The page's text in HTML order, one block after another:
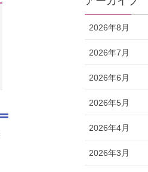
2026年8月
2026年7月
2026年6月
2026年5月
2026年4月
2026年3月